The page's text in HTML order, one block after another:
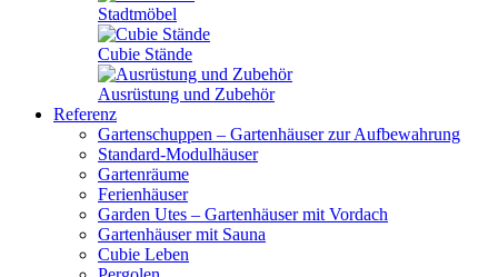
Stadtmöbel
Cubie Stände
Ausrüstung und Zubehör
Referenz
Gartenschuppen – Gartenhäuser zur Aufbewahrung
Standard-Modulhäuser
Gartenräume
Ferienhäuser
Garden Utes – Gartenhäuser mit Vordach
Gartenhäuser mit Sauna
Cubie Leben